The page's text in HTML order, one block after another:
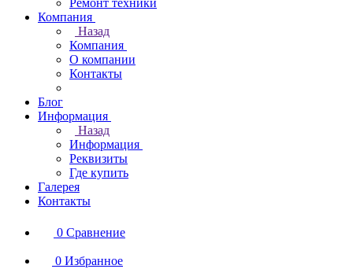
Ремонт техники
Компания
Назад
Компания
О компании
Контакты
Блог
Информация
Назад
Информация
Реквизиты
Где купить
Галерея
Контакты
0 Сравнение
0 Избранное